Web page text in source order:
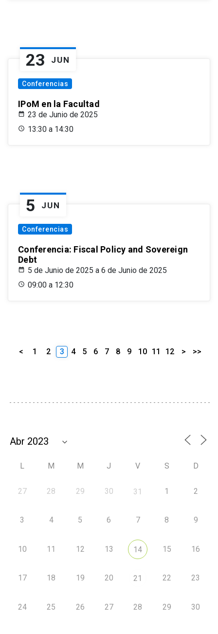
23 JUN
Conferencias
IPoM en la Facultad
23 de Junio de 2025
13:30 a 14:30
5 JUN
Conferencias
Conferencia: Fiscal Policy and Sovereign
Debt
5 de Junio de 2025 a 6 de Junio de 2025
09:00 a 12:30
< 1 2 3 4 5 6 7 8 9 10 11 12 > >>
L M M J V S D
27 28 29 30 31 1 2
3 4 5 6 7 8 9
10 11 12 13 14 15 16
17 18 19 20 21 22 23
24 25 26 27 28 29 30